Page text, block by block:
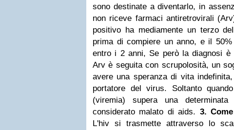
sono destinate a diventarlo, in
non riceve farmaci antiretrovirali
positivo ha mediamente un terzo
prima di compiere un anno, e il
entro i 2 anni, Se però la diagnosi è
Arv è seguita con scrupolosità, un
avere una speranza di vita
portatore del virus. Soltanto
(viremia) supera una
considerato malato di aids. 3.
L'hiv si trasmette attraverso lo